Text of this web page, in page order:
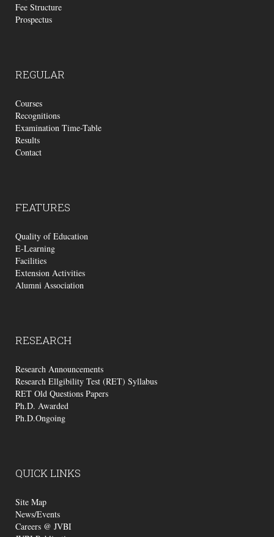
Fee Structure
Prospectus
REGULAR
Courses
Recognitions
Examination Time-Table
Results
Contact
FEATURES
Quality of Education
E-Learning
Facilities
Extension Activities
Alumni Association
RESEARCH
Research Announcements
Research Ellgibility Test (RET) Syllabus
RET Old Questions Papers
Ph.D. Awarded
Ph.D.Ongoing
QUICKLINKS
Site Map
News/Events
Careers @ JVBI